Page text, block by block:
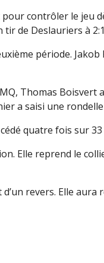
contrôler le jeu
de Deslauriers à
période. Jakob
Thomas Boisvert
a saisi une
quatre fois sur 33
Elle reprend le
revers. Elle